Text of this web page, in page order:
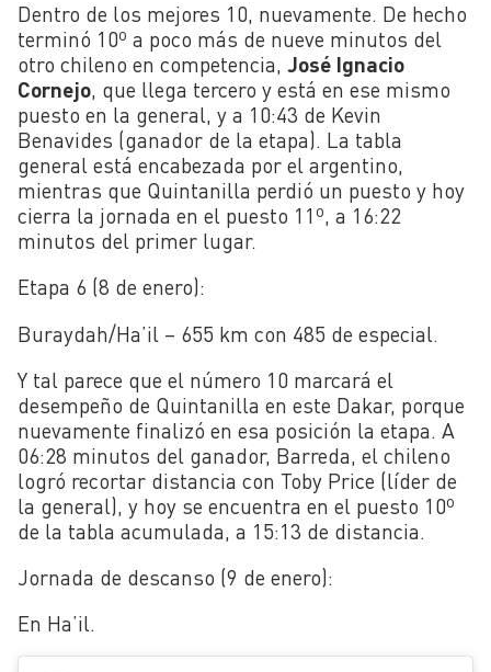
Dentro de los mejores 10, nuevamente. De hecho
terminó 10º a poco más de nueve minutos del
otro chileno en competencia, José Ignacio
Cornejo, que llega tercero y está en ese mismo
puesto en la general, y a 10:43 de Kevin
Benavides (ganador de la etapa). La tabla
general está encabezada por el argentino,
mientras que Quintanilla perdió un puesto y hoy
cierra la jornada en el puesto 11º, a 16:22
minutos del primer lugar.
Etapa 6 (8 de enero):
Buraydah/Ha’il – 655 km con 485 de especial.
Y tal parece que el número 10 marcará el
desempeño de Quintanilla en este Dakar, porque
nuevamente finalizó en esa posición la etapa. A
06:28 minutos del ganador, Barreda, el chileno
logró recortar distancia con Toby Price (líder de
la general), y hoy se encuentra en el puesto 10º
de la tabla acumulada, a 15:13 de distancia.
Jornada de descanso (9 de enero):
En Ha’il.